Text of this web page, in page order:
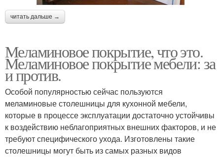
читать дальше →
Меламиновое покрытие, что это.
Меламиновое покрытие мебели: за
и против.
Особой популярностью сейчас пользуются
меламиновые столешницы для кухонной мебели,
которые в процессе эксплуатации достаточно устойчивы
к воздействию неблагоприятных внешних факторов, и не
требуют специфического ухода. Изготовлены такие
столешницы могут быть из самых разных видов